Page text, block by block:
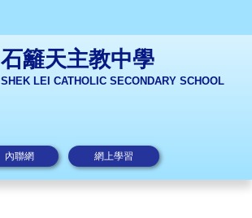
石籬天主教中學
SHEK LEI CATHOLIC SECONDARY SCHOOL
內聯網 網上學習